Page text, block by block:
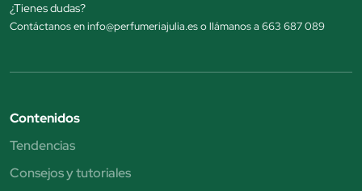
¿Tienes dudas?
Contáctanos en info@perfumeriajulia.es o llámanos a 663 687 089
Contenidos
Tendencias
Consejos y tutoriales